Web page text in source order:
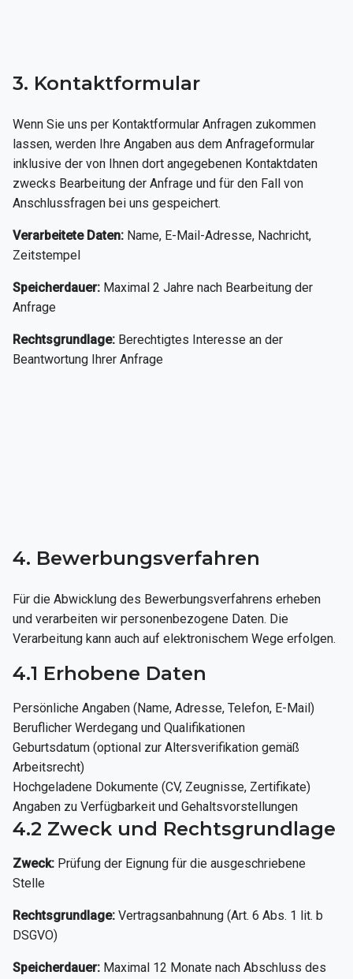
3. Kontaktformular
Wenn Sie uns per Kontaktformular Anfragen zukommen
lassen, werden Ihre Angaben aus dem Anfrageformular
inklusive der von Ihnen dort angegebenen Kontaktdaten
zwecks Bearbeitung der Anfrage und für den Fall von
Anschlussfragen bei uns gespeichert.
Verarbeitete Daten: Name, E-Mail-Adresse, Nachricht,
Zeitstempel
Speicherdauer: Maximal 2 Jahre nach Bearbeitung der
Anfrage
Rechtsgrundlage: Berechtigtes Interesse an der
Beantwortung Ihrer Anfrage
4. Bewerbungsverfahren
Für die Abwicklung des Bewerbungsverfahrens erheben
und verarbeiten wir personenbezogene Daten. Die
Verarbeitung kann auch auf elektronischem Wege erfolgen.
4.1 Erhobene Daten
Persönliche Angaben (Name, Adresse, Telefon, E-Mail)
Beruflicher Werdegang und Qualifikationen
Geburtsdatum (optional zur Altersverifikation gemäß
Arbeitsrecht)
Hochgeladene Dokumente (CV, Zeugnisse, Zertifikate)
Angaben zu Verfügbarkeit und Gehaltsvorstellungen
4.2 Zweck und Rechtsgrundlage
Zweck: Prüfung der Eignung für die ausgeschriebene
Stelle
Rechtsgrundlage: Vertragsanbahnung (Art. 6 Abs. 1 lit. b
DSGVO)
Speicherdauer: Maximal 12 Monate nach Abschluss des